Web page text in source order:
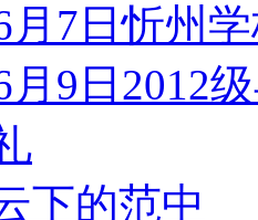
月7日忻州
月9日2012
下的范中